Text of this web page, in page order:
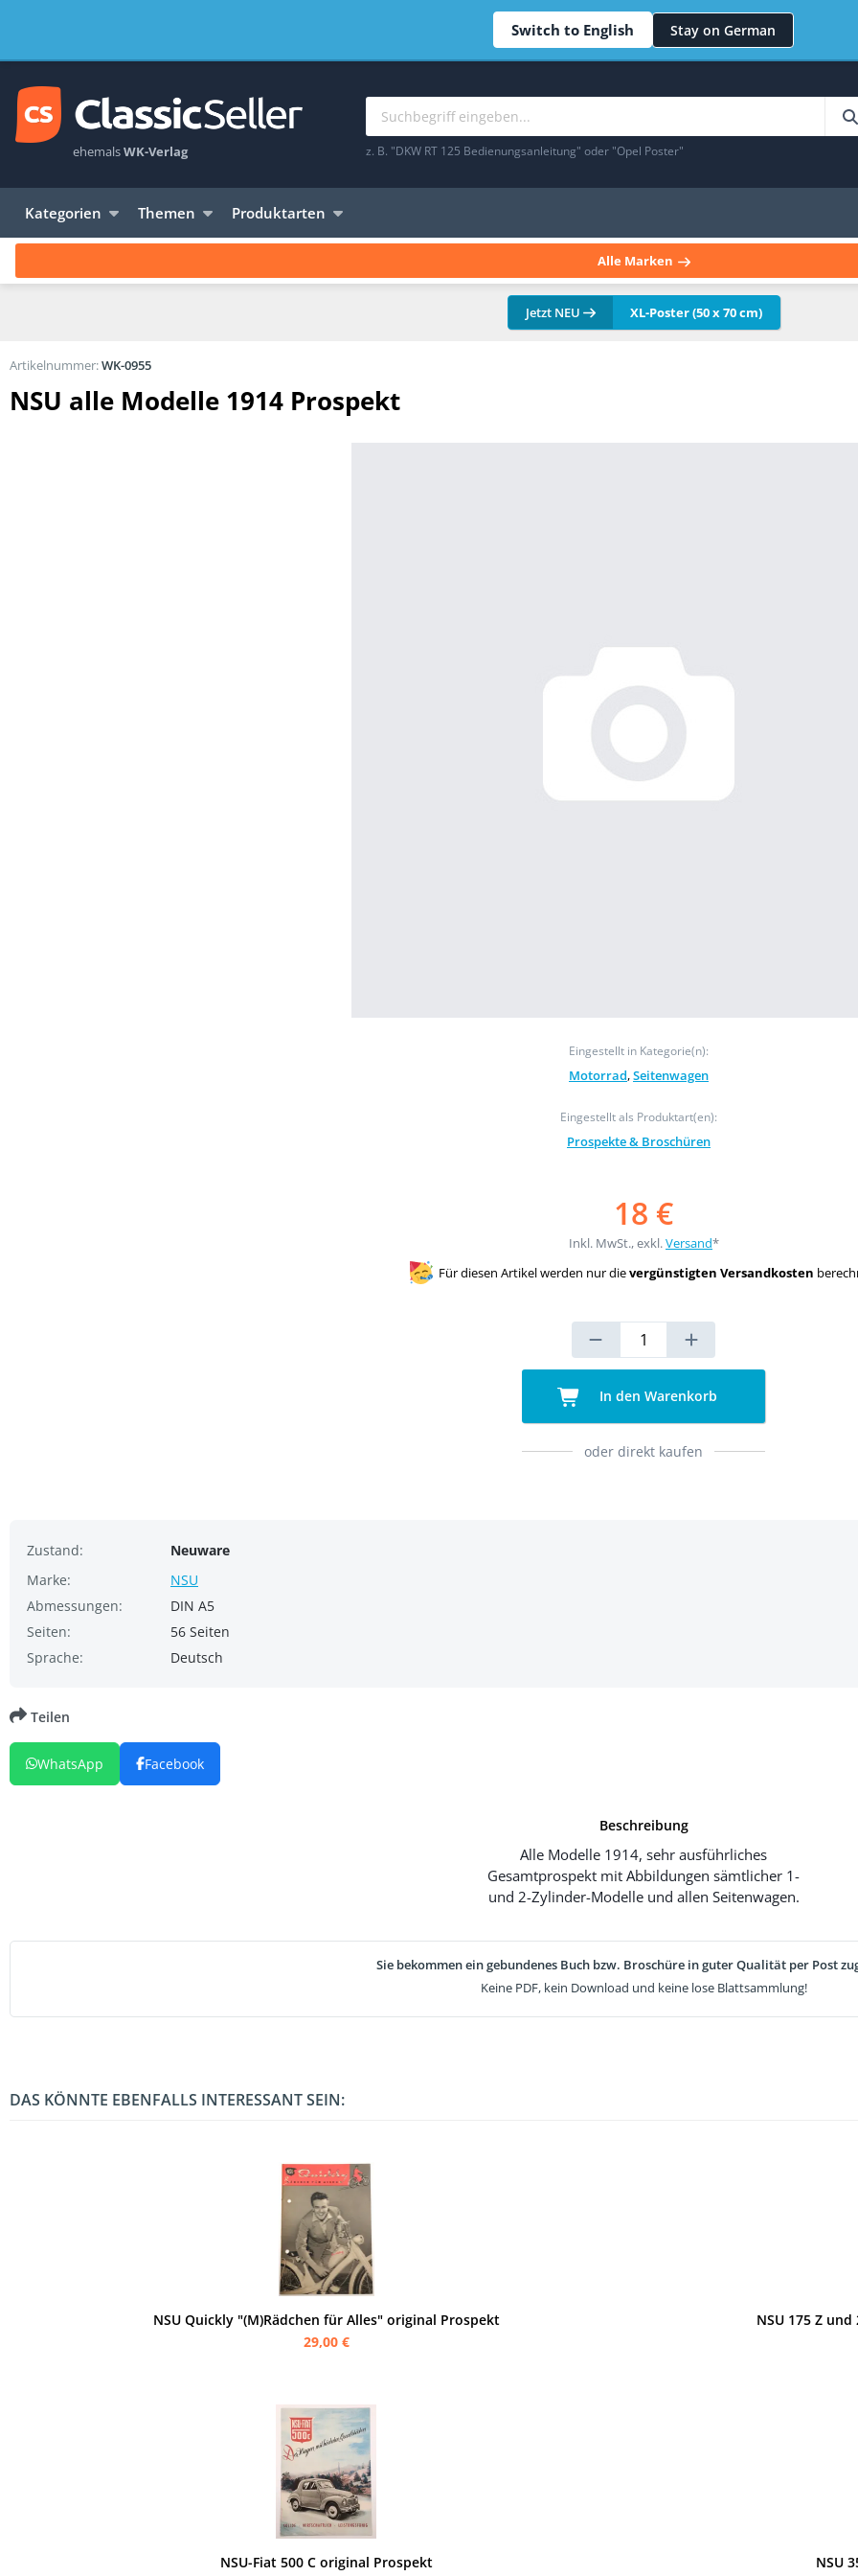
Switch to English Stay on German
ehemalsWK-Verlag z. B. "DKW RT 125 Bedienungsanleitung" oder "Opel Poster"
Kategorien Themen Produktarten
Alle Marken
Jetzt NEU XL-Poster (50 x 70 cm)
NSU alle Modelle 1914 Prospekt
Eingestellt in Kategorie(n):
Motorrad,Seitenwagen
Eingestellt als Produktart(en):
Prospekte & Broschüren
Artikelnummer:WK-0955
18 €
Inkl. MwSt., exkl.Versand*
Für diesen Artikel werden nur dievergünstigten Versandkosten
In den Warenkorb
oder direkt kaufen
Zustand:
Neuware
Marke:
NSU
Abmessungen:
DIN A5
Seiten:
56 Seiten
Sprache:
Deutsch
Beschreibung
Alle Modelle 1914, sehr ausführliches
Gesamtprospekt mit Abbildungen sämtlicher 1-
und 2-Zylinder-Modelle und allen Seitenwagen.
Sie bekommen ein gebundenes Buch bzw. Broschüre in guter Qualität per Post
Keine PDF, kein Download und keine lose Blattsammlung!
Teilen
WhatsApp Facebook
DAS KÖNNTE EBENFALLS INTERESSANT SEIN:
NSU Quickly "(M)Rädchen für Alles" original Prospekt
29,00 €
NSU 175 Z
NSU-Fiat 500 C original Prospekt
NSU